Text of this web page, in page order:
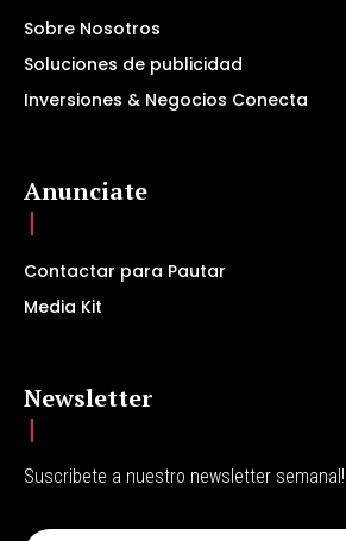
Sobre Nosotros
Soluciones de publicidad
Inversiones & Negocios Conecta
Anunciate
Contactar para Pautar
Media Kit
Newsletter
Suscribete a nuestro newsletter semanal!